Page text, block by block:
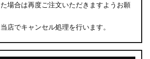
場合は再度ご注文いただきますようお願
店でキャンセル処理を行います。